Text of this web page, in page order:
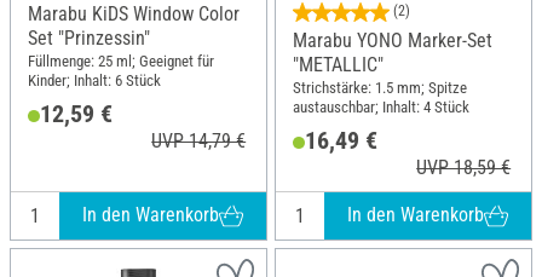
Marabu KiDS Window Color
Set "Prinzessin"
Füllmenge: 25 ml; Geeignet für
Kinder; Inhalt: 6 Stück
12,59 €
UVP 14,79 €
In den Warenkorb
(2)
Marabu YONO Marker-Set
"METALLIC"
Strichstärke: 1.5 mm; Spitze
austauschbar; Inhalt: 4 Stück
16,49 €
UVP 18,59 €
In den Warenkorb